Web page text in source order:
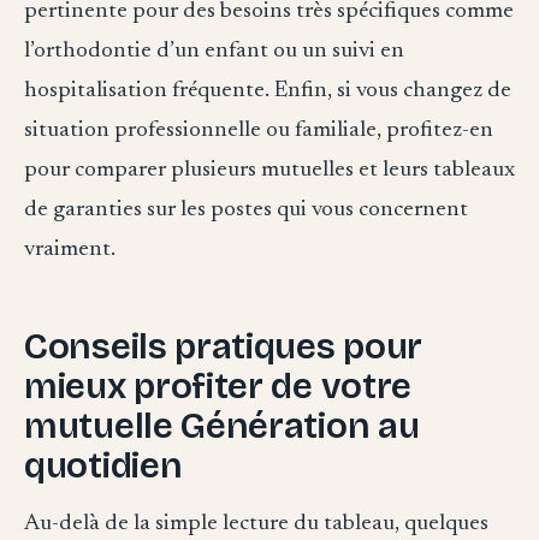
pertinente pour des besoins très spécifiques comme
l’orthodontie d’un enfant ou un suivi en
hospitalisation fréquente. Enfin, si vous changez de
situation professionnelle ou familiale, profitez-en
pour comparer plusieurs mutuelles et leurs tableaux
de garanties sur les postes qui vous concernent
vraiment.
Conseils pratiques pour
mieux profiter de votre
mutuelle Génération au
quotidien
Au-delà de la simple lecture du tableau, quelques